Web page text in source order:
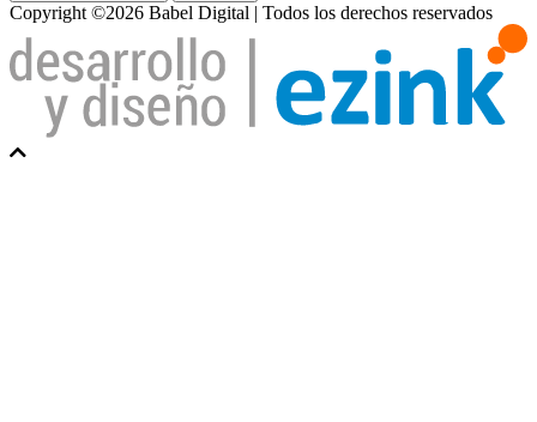
Copyright ©2026 Babel Digital | Todos los derechos reservados